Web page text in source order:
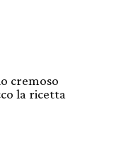
cremoso
la ricetta